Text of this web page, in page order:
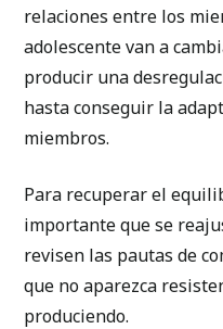
relaciones entre los
adolescente van a
producir una
hasta conseguir la
miembros.
Para recuperar el
importante que se
revisen las pautas de
que no aparezca
produciendo.